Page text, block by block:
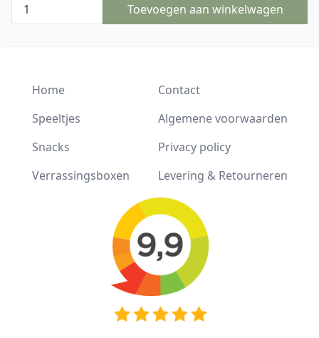
Toevoegen aan winkelwagen
Home
Speeltjes
Snacks
Verrassingsboxen
Contact
Algemene voorwaarden
Privacy policy
Levering & Retourneren